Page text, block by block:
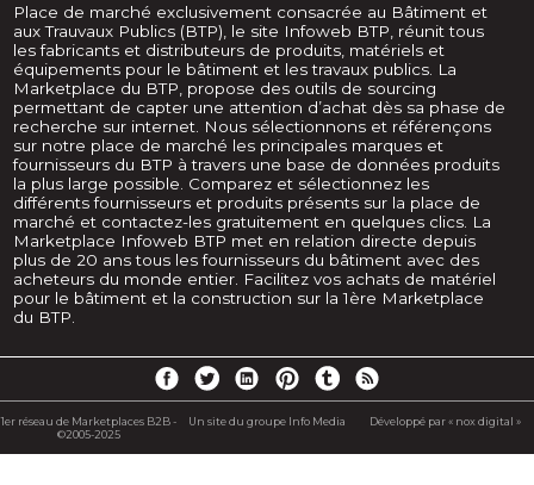
Place de marché exclusivement consacrée au Bâtiment et
aux Trauvaux Publics (BTP), le site Infoweb BTP, réunit tous
les fabricants et distributeurs de produits, matériels et
équipements pour le bâtiment et les travaux publics. La
Marketplace du BTP, propose des outils de sourcing
permettant de capter une attention d’achat dès sa phase de
recherche sur internet. Nous sélectionnons et référençons
sur notre place de marché les principales marques et
fournisseurs du BTP à travers une base de données produits
la plus large possible. Comparez et sélectionnez les
différents fournisseurs et produits présents sur la place de
marché et contactez-les gratuitement en quelques clics. La
Marketplace Infoweb BTP met en relation directe depuis
plus de 20 ans tous les fournisseurs du bâtiment avec des
acheteurs du monde entier. Facilitez vos achats de matériel
pour le bâtiment et la construction sur la 1ère Marketplace
du BTP.
1er réseau de Marketplaces B2B -
©2005-2025
Un site du groupe Info Media Développé par « nox digital »